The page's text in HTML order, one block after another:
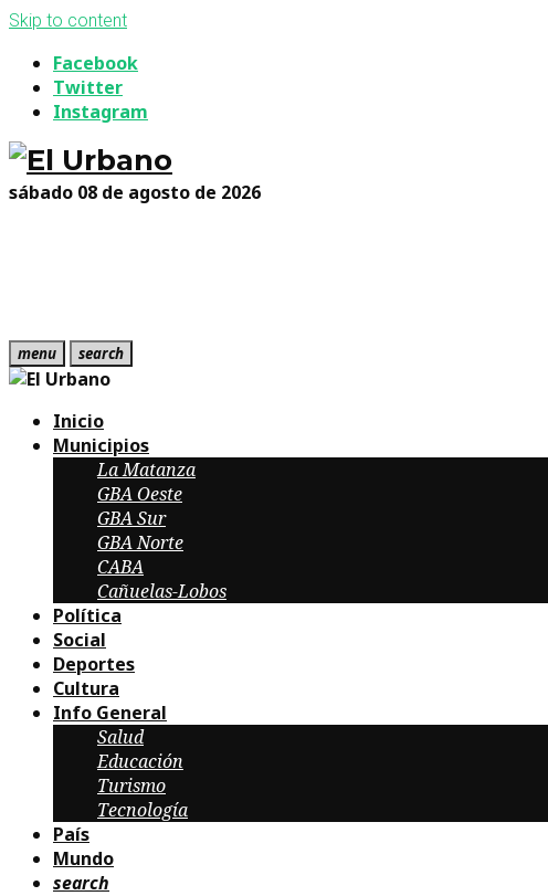
Skip to content
Facebook
Twitter
Instagram
sábado 08 de agosto de 2026
menu search
Inicio
Municipios
La Matanza
GBA Oeste
GBA Sur
GBA Norte
CABA
Cañuelas-Lobos
Política
Social
Deportes
Cultura
Info General
Salud
Educación
Turismo
Tecnología
País
Mundo
search